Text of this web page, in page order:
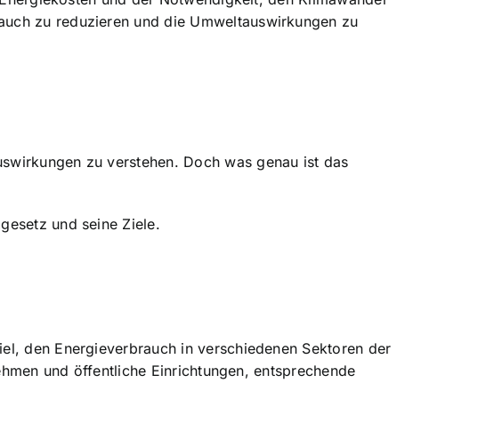
zu reduzieren und die Umweltauswirkungen zu
zu verstehen. Doch was genau ist das
und seine Ziele.
den Energieverbrauch in verschiedenen Sektoren der
und öffentliche Einrichtungen, entsprechende